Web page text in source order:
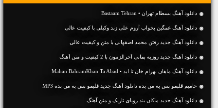
دانلود آهنگ بسطام تهران • Bastaam Tehran
دانلود آهنگ غمگین بخواب آروم علی زند وکیلی با کیفیت عالی
دانلود آهنگ جديد رفتن محمد اصفهانی با متن و کیفیت عالی
دانلود آهنگ جديد روزبه بمانی آخرالزمون با 2 کیفیت و متن آهنگ
دانلود آهنگ ماهان بهرام خان تا ابد • Mahan BahramKhan Ta Abad
حامیم قلبمو پس به من بده دانلود آهنگ جدید قلبمو پس به من بده MP3
دانلود آهنگ جديد ماکان بند رویای تاریک و متن آهنگ